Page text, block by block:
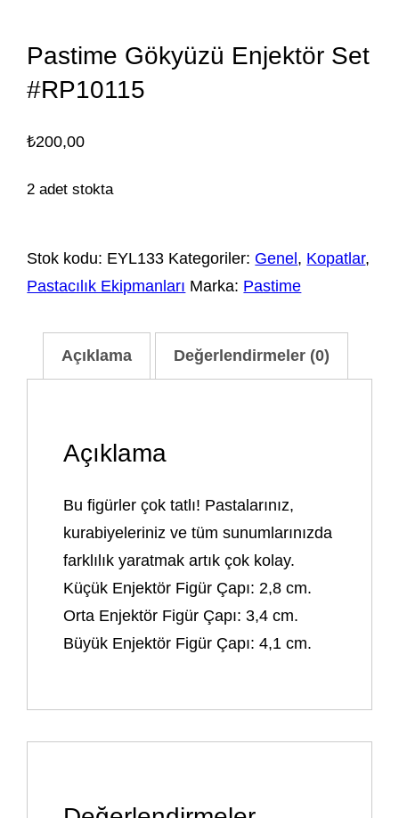
Pastime Gökyüzü Enjektör Set
#RP10115
₺200,00
2 adet stokta
Stok kodu: EYL133 Kategoriler: Genel, Kopatlar,
Pastacılık Ekipmanları Marka: Pastime
Açıklama Değerlendirmeler (0)
Açıklama
Bu figürler çok tatlı! Pastalarınız,
kurabiyeleriniz ve tüm sunumlarınızda
farklılık yaratmak artık çok kolay.
Küçük Enjektör Figür Çapı: 2,8 cm.
Orta Enjektör Figür Çapı: 3,4 cm.
Büyük Enjektör Figür Çapı: 4,1 cm.